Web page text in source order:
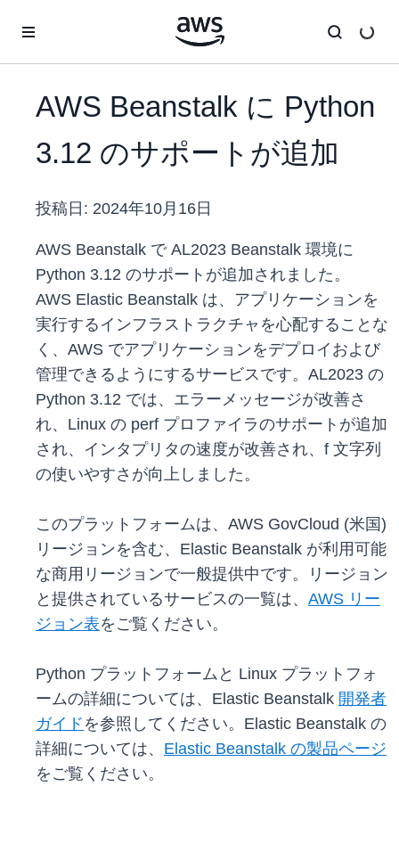
AWS Beanstalk に Python
3.12 のサポートが追加
投稿日: 2024年10月16日
AWS Beanstalk で AL2023 Beanstalk 環境に
Python 3.12 のサポートが追加されました。
AWS Elastic Beanstalk は、アプリケーションを
実行するインフラストラクチャを心配することな
く、AWS でアプリケーションをデプロイおよび
管理できるようにするサービスです。AL2023 の
Python 3.12 では、エラーメッセージが改善さ
れ、Linux の perf プロファイラのサポートが追加
され、インタプリタの速度が改善され、f 文字列
の使いやすさが向上しました。
このプラットフォームは、AWS GovCloud (米国)
リージョンを含む、Elastic Beanstalk が利用可能
な商用リージョンで一般提供中です。リージョン
と提供されているサービスの一覧は、 AWS リー
ジョン表をご覧ください。
Python プラットフォームと Linux プラットフォ
ームの詳細については、Elastic Beanstalk 開発者
ガイド を参照してください。Elastic Beanstalk の
詳細については、 Elastic Beanstalk の製品ページ
をご覧ください。